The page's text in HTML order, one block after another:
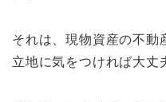
それは、現物資産の不動
立地に気をつければ大丈